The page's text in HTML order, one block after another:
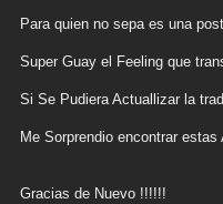
Para quien no sepa es una
Super Guay el Feeling que
Si Se Pudiera Actuallizar la
Me Sorprendio encontrar
Gracias de Nuevo !!!!!!